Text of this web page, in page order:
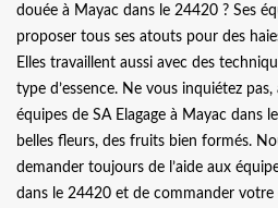
douée à Mayac dans le 24420 ? Ses
proposer tous ses atouts pour des
Elles travaillent aussi avec des
type d’essence. Ne vous inquiétez
équipes de SA Elagage à Mayac dans
belles fleurs, des fruits bien formés.
demander toujours de l’aide aux
dans le 24420 et de commander